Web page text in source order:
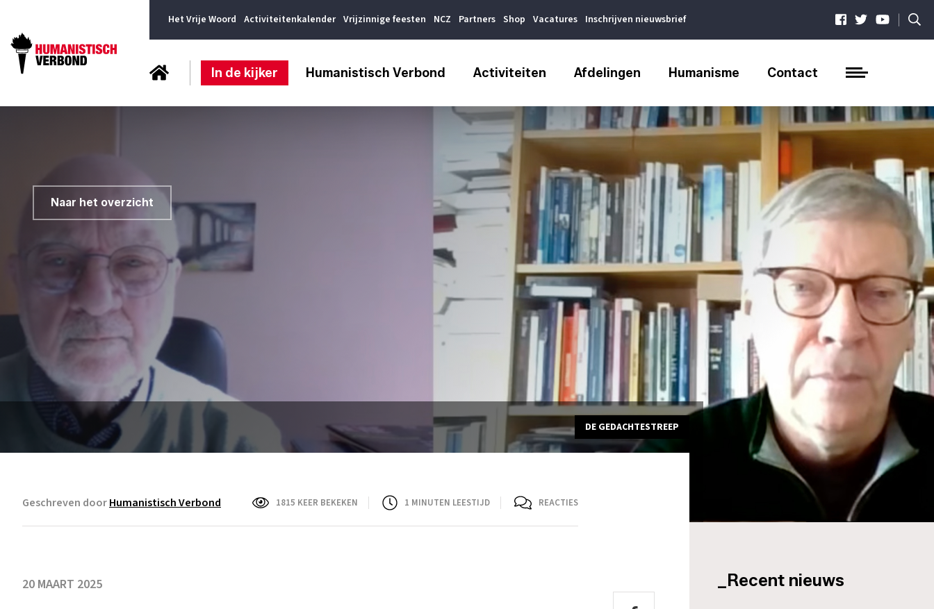
Het Vrije Woord Activiteitenkalender Vrijzinnige feesten NCZ Partners Shop Vacatures Inschrijven nieuwsbrief |
In de kijker Humanistisch Verbond Activiteiten Afdelingen Humanisme Contact
Naar het overzicht
DE GEDACHTESTREEP
Geschreven doorHumanistisch Verbond 1815 KEER BEKEKEN 1 MINUTEN LEESTIJD REACTIES
20 MAART 2025 _Recent nieuws